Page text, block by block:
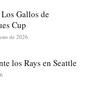
Gallos de
Cup
de 2026
los Rays en Seattle